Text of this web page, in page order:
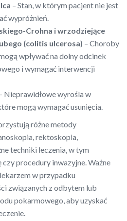
– Stan, w którym pacjent nie jest
wypróżnień.
Crohna i wrzodziejące
(colitis ulcerosa) – Choroby
wpływać na dolny odcinek
i wymagać interwencji
Nieprawidłowe wyrośla w
mogą wymagać usunięcia.
różne metody
rektoskopia,
techniki leczenia, w tym
procedury inwazyjne. Ważne
w przypadku
związanych z odbytem lub
pokarmowego, aby uzyskać